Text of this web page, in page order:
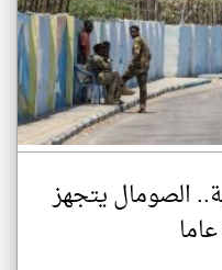
الصومال يتجهز